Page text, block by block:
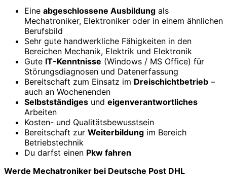
Eine abgeschlossene Ausbildung als
Mechatroniker, Elektroniker oder in einem ähnlichen
Berufsbild
Sehr gute handwerkliche Fähigkeiten in den
Bereichen Mechanik, Elektrik und Elektronik
Gute IT-Kenntnisse (Windows / MS Office) für
Störungsdiagnosen und Datenerfassung
Bereitschaft zum Einsatz im Dreischichtbetrieb –
auch an Wochenenden
Selbstständiges und eigenverantwortliches
Arbeiten
Kosten- und Qualitätsbewusstsein
Bereitschaft zur Weiterbildung im Bereich
Betriebstechnik
Du darfst einen Pkw fahren
Werde Mechatroniker bei Deutsche Post DHL